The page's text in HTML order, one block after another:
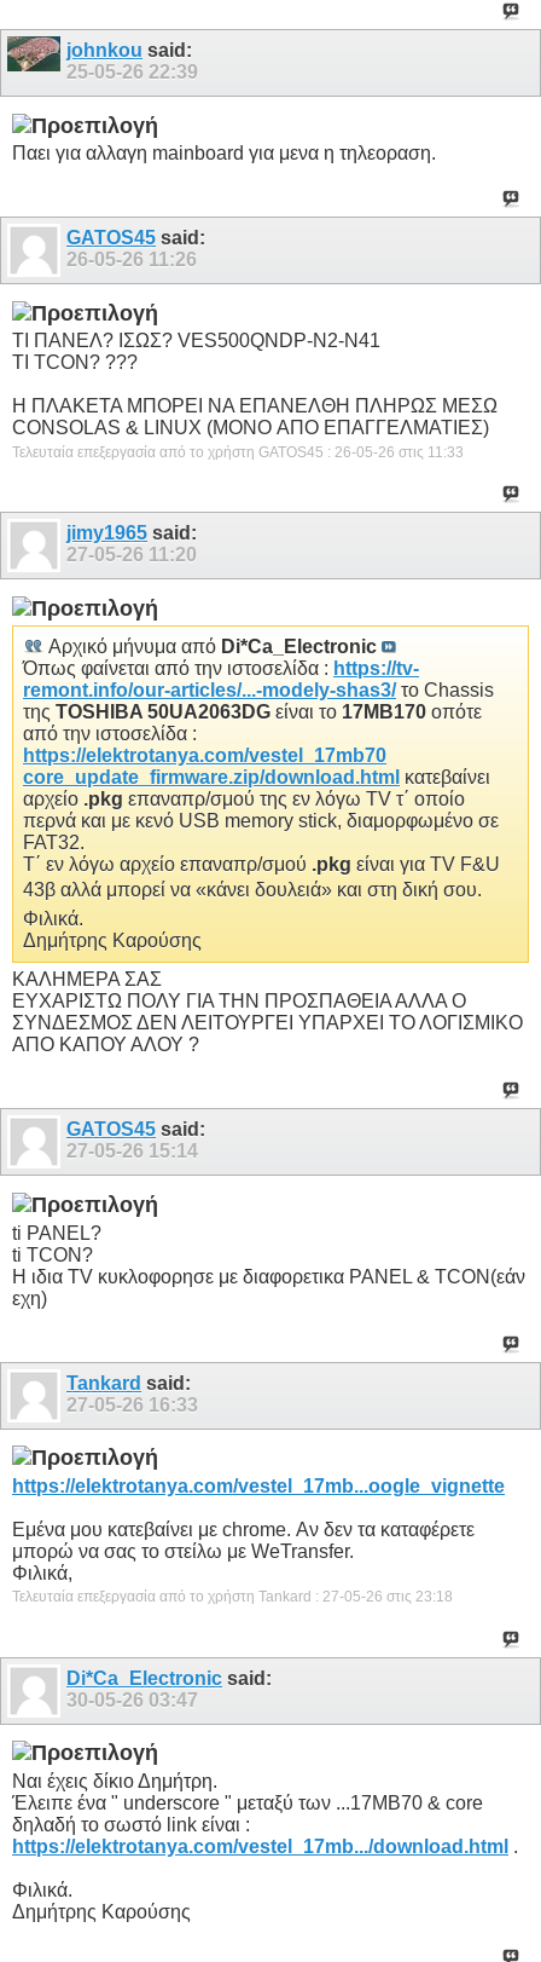
johnkou said:
25-05-26 22:39
Παει για αλλαγη mainboard για μενα η τηλεοραση.
GATOS45 said:
26-05-26 11:26
ΤΙ ΠΑΝΕΛ? ΙΣΩΣ? VES500QNDP-N2-N41
ΤΙ TCON? ???
H ΠΛΑΚΕΤΑ ΜΠΟΡΕΙ ΝΑ ΕΠΑΝΕΛΘΗ ΠΛΗΡΩΣ ΜΕΣΩ
CONSOLAS & LINUX (MONO ΑΠΟ ΕΠΑΓΓΕΛΜΑΤΙΕΣ)
Τελευταία επεξεργασία από το χρήστη GATOS45 : 26-05-26 στις 11:33
jimy1965 said:
27-05-26 11:20
Αρχικό μήνυμα από Di*Ca_Electronic
Όπως φαίνεται από την ιστοσελίδα : https://tv-
remont.info/our-articles/...-modely-shas3/το Chassis
της TOSHIBA 50UA2063DG είναι το 17MB170 οπότε
από την ιστοσελίδα :
https://elektrotanya.com/vestel_17mb70
core_update_firmware.zip/download.html κατεβαίνει
αρχείο .pkg επαναπρ/σμού της εν λόγω TV τ΄ οποίο
περνά και με κενό USB memory stick, διαμορφωμένο σε
FAT32.
Τ΄ εν λόγω αρχείο επαναπρ/σμού .pkg είναι για TV F&U
43β αλλά μπορεί να «κάνει δουλειά» και στη δική σου.
Φιλικά.
Δημήτρης Καρούσης
ΚΑΛΗΜΕΡΑ ΣΑΣ
ΕΥΧΑΡΙΣΤΩ ΠΟΛΥ ΓΙΑ ΤΗΝ ΠΡΟΣΠΑΘΕΙΑ ΑΛΛΑ Ο
ΣΥΝΔΕΣΜΟΣ ΔΕΝ ΛΕΙΤΟΥΡΓΕΙ ΥΠΑΡΧΕΙ ΤΟ ΛΟΓΙΣΜΙΚΟ
ΑΠΟ ΚΑΠΟΥ ΑΛΟΥ ?
GATOS45 said:
27-05-26 15:14
ti PANEL?
ti TCON?
Η ιδια TV κυκλοφορησε με διαφορετικα PANEL & TCON(εάν
εχη)
Tankard said:
27-05-26 16:33
https://elektrotanya.com/vestel_17mb...oogle_vignette
Εμένα μου κατεβαίνει με chrome. Αν δεν τα καταφέρετε
μπορώ να σας το στείλω με WeTransfer.
Φιλικά,
Τελευταία επεξεργασία από το χρήστη Tankard : 27-05-26 στις 23:18
Di*Ca_Electronic said:
30-05-26 03:47
Ναι έχεις δίκιο Δημήτρη.
Έλειπε ένα " underscore " μεταξύ των ...17MB70 & core
δηλαδή το σωστό link είναι :
https://elektrotanya.com/vestel_17mb.../download.html .
Φιλικά.
Δημήτρης Καρούσης